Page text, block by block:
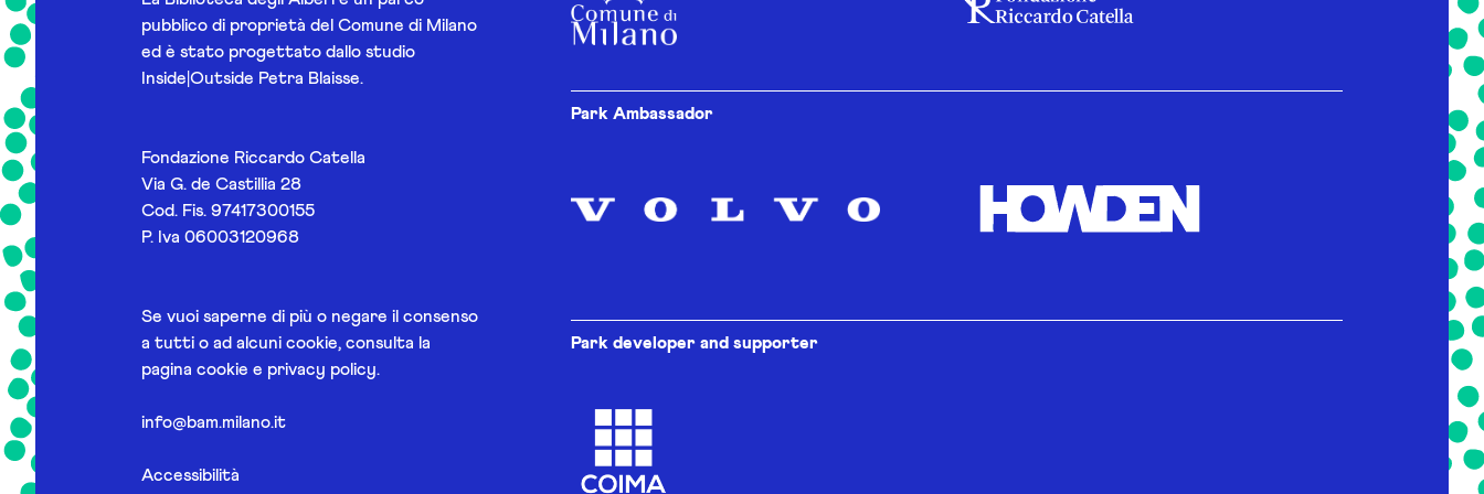
pubblico di proprietà del Comune di Milano
ed è stato progettato dallo studio
Inside|Outside Petra Blaisse.
Fondazione Riccardo Catella
Via G. de Castillia 28
Cod. Fis. 97417300155
P. Iva 06003120968
Se vuoi saperne di più o negare il consenso
a tutti o ad alcuni cookie, consulta la
pagina cookie e privacy policy.
info@bam.milano.it
Accessibilità
Park Ambassador
Park developer and supporter